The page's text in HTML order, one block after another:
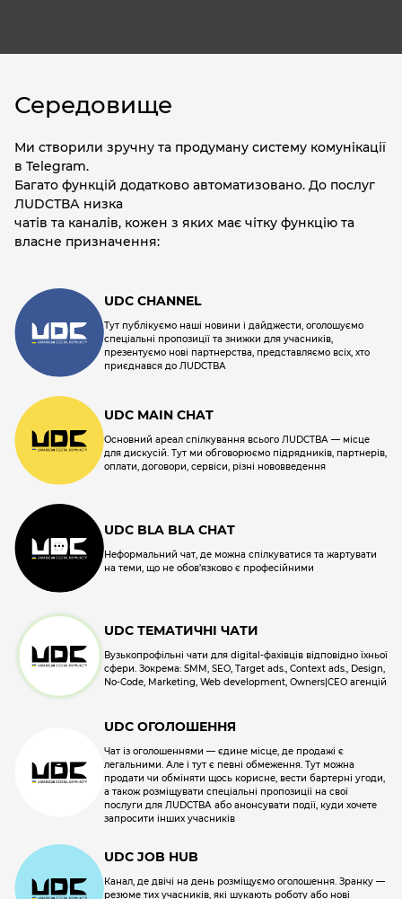
Середовище
Ми створили зручну та продуману систему комунікації
в Telegram.
Багато функцій додатково автоматизовано. До послуг
ЛUDCТВА низка
чатів та каналів, кожен з яких має чітку функцію та
власне призначення:
UDC CHANNEL
Тут публікуємо наші новини і дайджести, оголошуємо
спеціальні пропозиції та знижки для учасників,
презентуємо нові партнерства, представляємо всіх, хто
приєднався до ЛUDCТВА
UDC MAIN CHAT
Основний ареал спілкування всього ЛUDCТВА — місце
для дискусій. Тут ми обговорюємо підрядників, партнерів,
оплати, договори, сервіси, різні нововведення
UDC BLA BLA CHAT
Неформальний чат, де можна спілкуватися та жартувати
на теми, що не обов’язково є професійними
UDC ТЕМАТИЧНІ ЧАТИ
Вузькопрофільні чати для digital-фахівців відповідно їхньої
сфери. Зокрема: SMM, SEO, Target ads., Context ads., Design,
No-Code, Marketing, Web development, Owners|CEO агенцій
UDC ОГОЛОШЕННЯ
Чат із оголошеннями — єдине місце, де продажі є
легальними. Але і тут є певні обмеження. Тут можна
продати чи обміняти щось корисне, вести бартерні угоди,
а також розміщувати спеціальні пропозиції на свої
послуги для ЛUDCТВА або анонсувати події, куди хочете
запросити інших учасників
UDC JOB HUB
Канал, де двічі на день розміщуємо оголошення. Зранку —
резюме тих учасників, які шукають роботу або нові